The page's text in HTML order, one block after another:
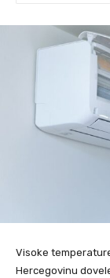
Visoke
Hercegovinu